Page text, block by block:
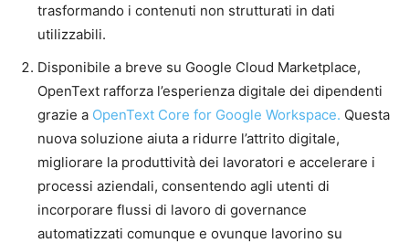
trasformando i contenuti non strutturati in dati
utilizzabili.
Disponibile a breve su Google Cloud Marketplace,
OpenText rafforza l’esperienza digitale dei dipendenti
grazie a OpenText Core for Google Workspace. Questa
nuova soluzione aiuta a ridurre l’attrito digitale,
migliorare la produttività dei lavoratori e accelerare i
processi aziendali, consentendo agli utenti di
incorporare flussi di lavoro di governance
automatizzati comunque e ovunque lavorino su